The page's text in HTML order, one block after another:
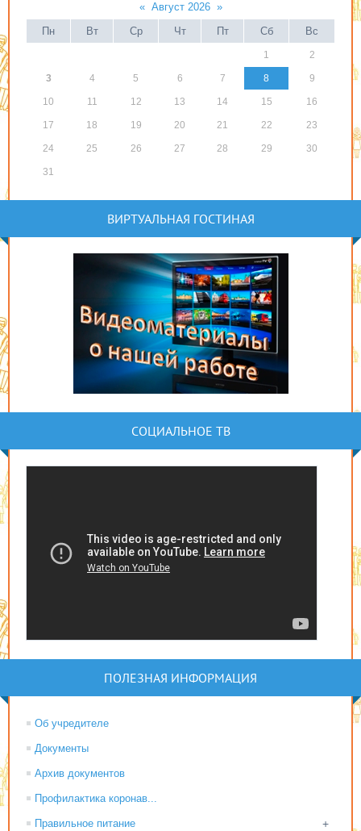
« Август 2026 »
Пн
Вт Ср Чт Пт Сб Вс
1 2
3 4 5 6 7 8 9
10 11 12 13 14 15 16
17 18 19 20 21 22 23
24 25 26 27 28 29 30
31
ВИРТУАЛЬНАЯ ГОСТИНАЯ
СОЦИАЛЬНОЕ ТВ
ПОЛЕЗНАЯ ИНФОРМАЦИЯ
Об учредителе
Документы
Архив документов
Профилактика коронав...
+
Правильное питание